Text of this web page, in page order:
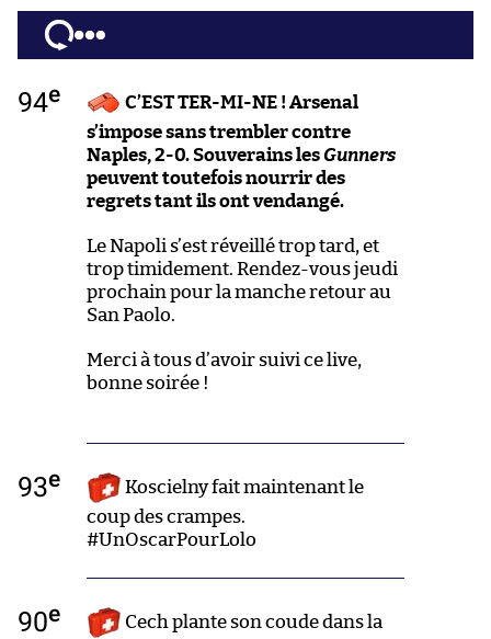
94e
C’EST TER-MI-NE ! Arsenal
s’impose sans trembler contre
Naples, 2-0. Souverains lesGunners
peuvent toutefois nourrir des
regrets tant ils ont vendangé.
Le Napoli s’est réveillé trop tard, et
trop timidement. Rendez-vous jeudi
prochain pour la manche retour au
San Paolo.
Merci à tous d’avoir suivi ce live,
bonne soirée !
93e
Koscielny fait maintenant le
coup des crampes.
#UnOscarPourLolo
90e
Cech plante son coude dans la